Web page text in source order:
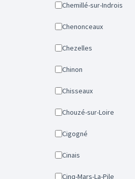
Chemillé-sur-Indrois
Chenonceaux
Chezelles
Chinon
Chisseaux
Chouzé-sur-Loire
Cigogné
Cinais
Cinq-Mars-La-Pile